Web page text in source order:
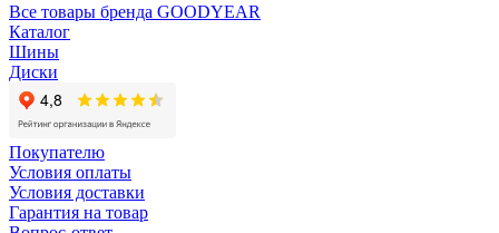
Все товары бренда GOODYEAR
Каталог
Шины
Диски
Покупателю
Условия оплаты
Условия доставки
Гарантия на товар